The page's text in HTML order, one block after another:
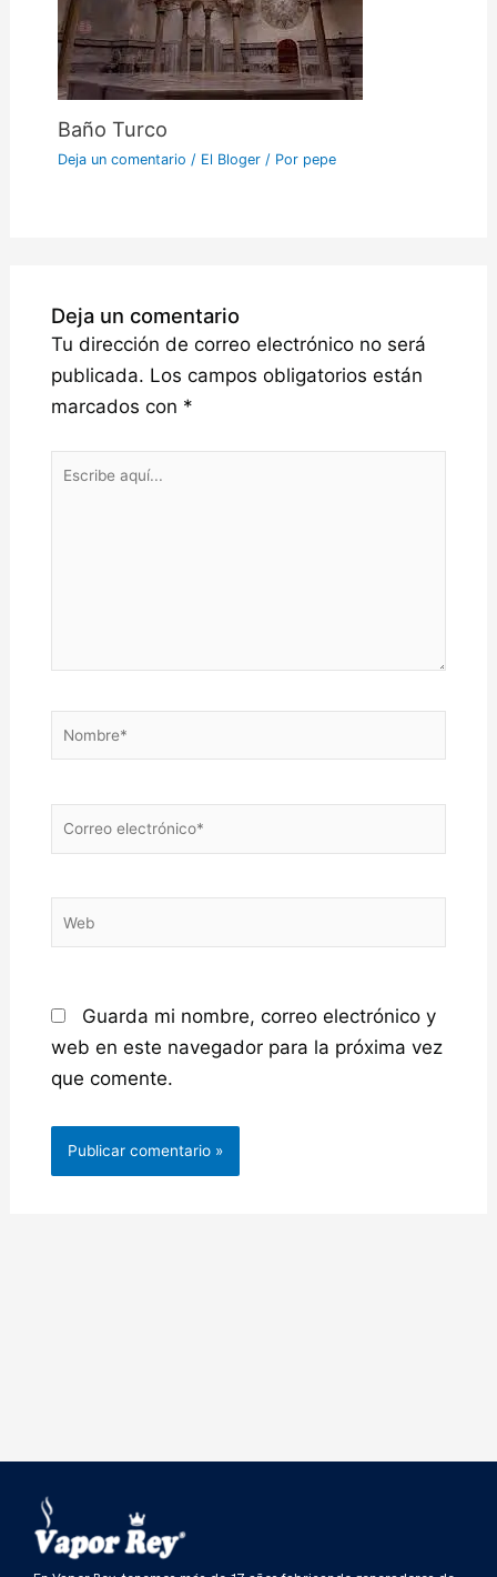
Baño Turco
Deja un comentario / El Bloger/ Por pepe
Deja un comentario
Tu dirección de correo electrónico no será
publicada. Los campos obligatorios están
marcados con *
Escribe
Nombre*
Correo
electrónico*
Web
Guarda mi nombre, correo electrónico y
web en este navegador para la próxima vez
que comente.